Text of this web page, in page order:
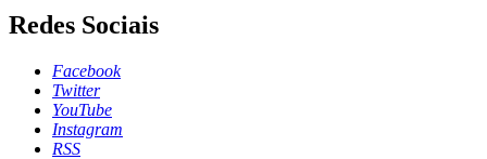
Redes Sociais
Facebook
Twitter
YouTube
Instagram
RSS